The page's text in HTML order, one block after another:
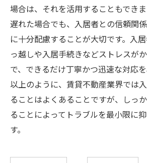
場合は、それを活用することもでき
遅れた場合でも、入居者との信頼関
に十分配慮することが大切です。入
っ越しや入居手続きなどストレスが
で、できるだけ丁寧かつ迅速な対応を
以上のように、賃貸不動産業界では
ることはよくあることですが、しっ
ることによってトラブルを最小限に
す。